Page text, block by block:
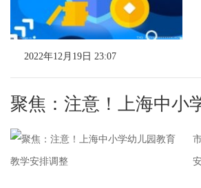
2022年12月19日 23:07
聚焦：注意！上海中小